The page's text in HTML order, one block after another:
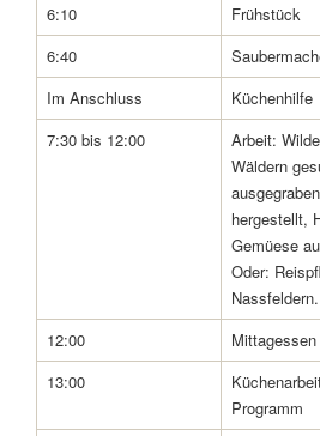
6:10
Frühstück
6:40
Im Anschluss
Küchenhilfe
7:30 bis 12:00
Arbeit:
Wäldern
hergestellt,
Gemüese
Oder:
Nassfeldern.
12:00
Mittagessen
13:00
Programm